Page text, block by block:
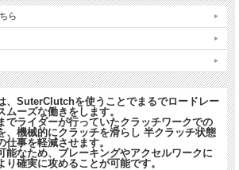
のクラッチを整備する工具があれば取り付けることが可
ら
、SuterClutchを使うことでまるでロードレー
ムーズな働きをします。
でライダーが行っていたクラッチワークでの
、機械的にクラッチを滑らし 半クラッチ状態
事を軽減させます。
能なため、ブレーキングやアクセルワークに
確実に攻めることが可能です。